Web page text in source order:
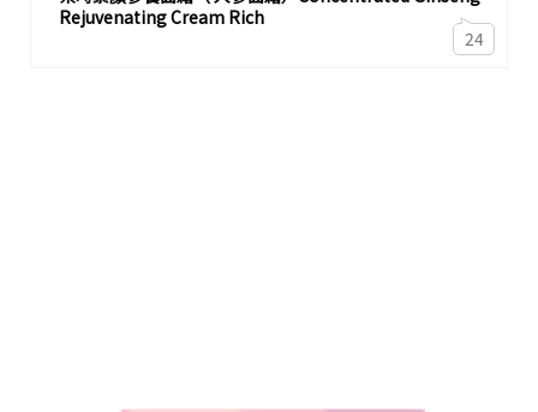
Rejuvenating Cream Rich
24